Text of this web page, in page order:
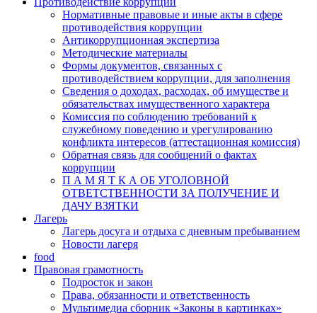
Нормативные правовые и иные акты в сфере
противодействия коррупции
Антикоррупционная экспертиза
Методические материалы
Формы документов, связанных с
противодействием коррупции, для заполнения
Сведения о доходах, расходах, об имуществе и
обязательствах имущественного характера
Комиссия по соблюдению требований к
служебному поведению и урегулированию
конфликта интересов (аттестационная комиссия)
Обратная связь для сообщений о фактах
коррупции
П А М Я Т К А ОБ УГОЛОВНОЙ
ОТВЕТСТВЕННОСТИ ЗА ПОЛУЧЕНИЕ И
ДАЧУ ВЗЯТКИ
Лагерь
Лагерь досуга и отдыха с дневным пребыванием
Новости лагеря
food
Правовая грамотность
Подросток и закон
Права, обязанности и ответственность
Мультимедиа сборник «Законы в картинках»